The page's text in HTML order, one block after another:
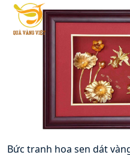
Bức tranh hoa sen dát